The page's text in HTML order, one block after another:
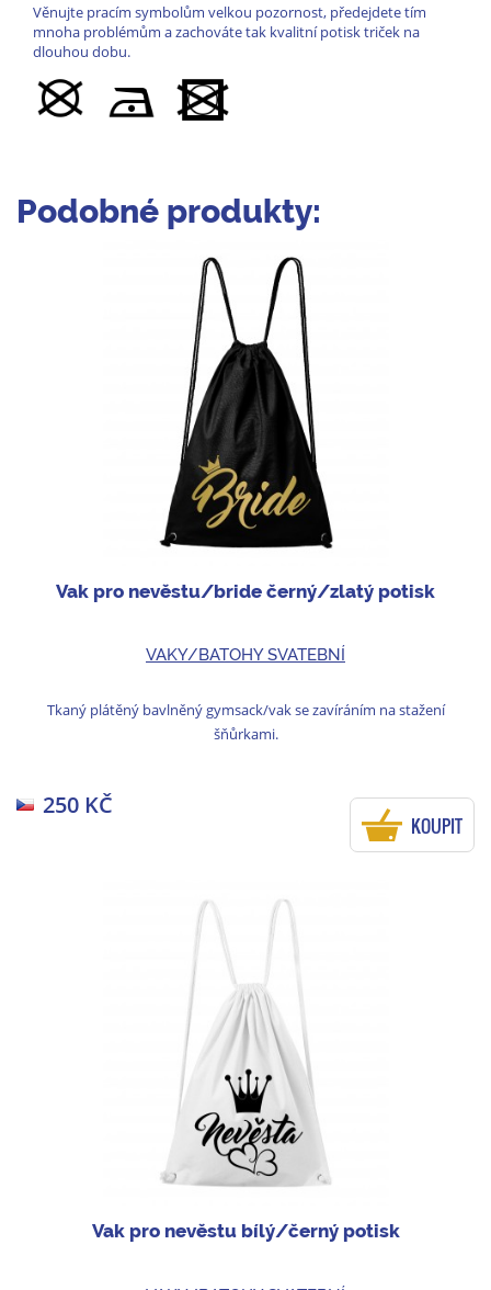
Věnujte pracím symbolům velkou pozornost, předejdete tím
mnoha problémům a zachováte tak kvalitní potisk triček na
dlouhou dobu.
Podobné produkty:
Vak pro nevěstu/bride černý/zlatý potisk
VAKY/BATOHY SVATEBNÍ
Tkaný plátěný bavlněný gymsack/vak se zavíráním na stažení
šňůrkami.
250 KČ
KOUPIT
Vak pro nevěstu bílý/černý potisk